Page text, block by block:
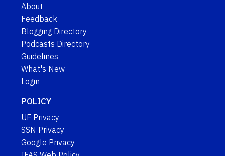
About
Feedback
Blogging Directory
Podcasts Directory
Guidelines
What's New
Login
POLICY
UF Privacy
SSN Privacy
Google Privacy